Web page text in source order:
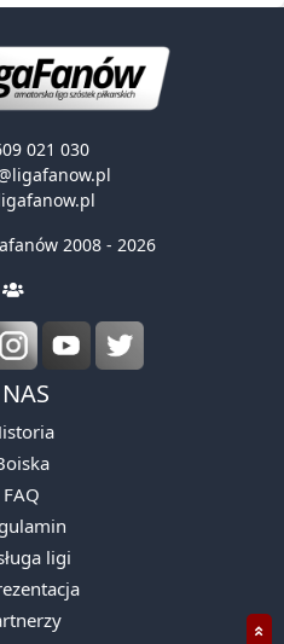
021 030
2008 - 2026
ligi